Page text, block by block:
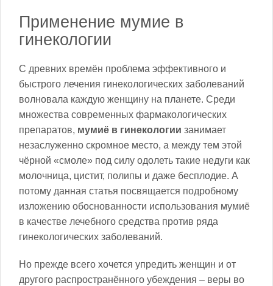
Применение мумие в
гинекологии
С древних времён проблема эффективного и
быстрого лечения гинекологических заболеваний
волновала каждую женщину на планете. Среди
множества современных фармакологических
препаратов, мумиё в гинекологии занимает
незаслуженно скромное место, а между тем этой
чёрной «смоле» под силу одолеть такие недуги как
молочница, цистит, полипы и даже бесплодие. А
потому данная статья посвящается подробному
изложению обоснованности использования мумиё
в качестве лечебного средства против ряда
гинекологических заболеваний.
Но прежде всего хочется упредить женщин и от
другого распространённого убеждения – веры во